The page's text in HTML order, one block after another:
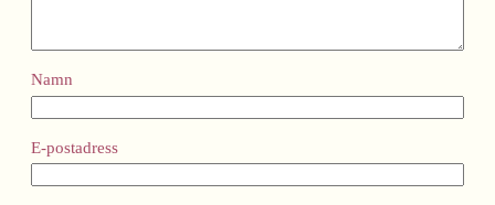
Namn
E-postadress